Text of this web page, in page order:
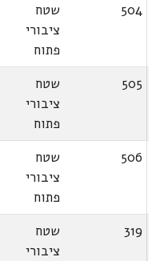
504
שטח
ציבורי
פתוח
505
שטח
ציבורי
פתוח
506
שטח
ציבורי
פתוח
319
שטח
ציבורי